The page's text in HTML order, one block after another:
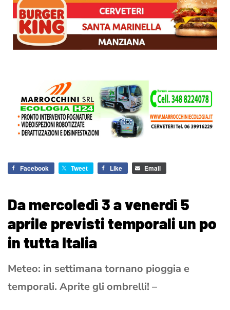
Facebook Tweet Like Email
Da mercoledì 3 a venerdì 5
aprile previsti temporali un po
in tutta Italia
Meteo: in settimana tornano pioggia e
temporali. Aprite gli ombrelli! –